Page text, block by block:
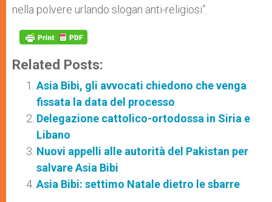
nella polvere urlando slogan anti-religiosi”.
Related Posts:
Asia Bibi, gli avvocati chiedono che venga
fissata la data del processo
Delegazione cattolico-ortodossa in Siria e
Libano
Nuovi appelli alle autorità del Pakistan per
salvare Asia Bibi
Asia Bibi: settimo Natale dietro le sbarre